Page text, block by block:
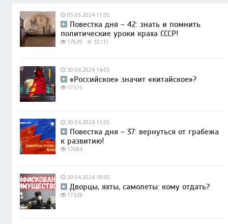
05.05.2024 11:05
Повестка дня – 42: знать и помнить
политические уроки краха СССР!
17639 10 (1)
30.04.2024 14:05
«Российское» значит «китайское»?
17315
30.04.2024 11:05
Повестка дня – 37: вернуться от грабежа
к развитию!
17084
29.04.2024 18:05
Дворцы, яхты, самолеты: кому отдать?
17328